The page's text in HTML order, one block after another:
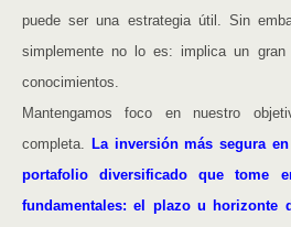
puede ser una estrategia útil. Sin
simplemente no lo es: implica un
conocimientos.
Mantengamos foco en nuestro
completa. La inversión más segura
portafolio diversificado que tome
fundamentales: el plazo u horizonte